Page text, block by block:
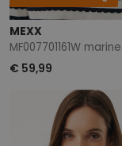
MEXX
MF007701161W marine
€ 59,99